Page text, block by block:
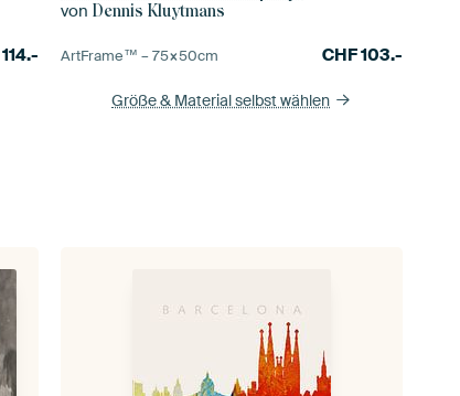
114.-
vonDennis Kluytmans
ArtFrame™ –75×50cm CHF103.-
Größe & Material selbst wählen